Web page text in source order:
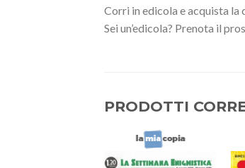
Corri in edicola e acquista la
Sei un’edicola? Prenota il
PRODOTTI